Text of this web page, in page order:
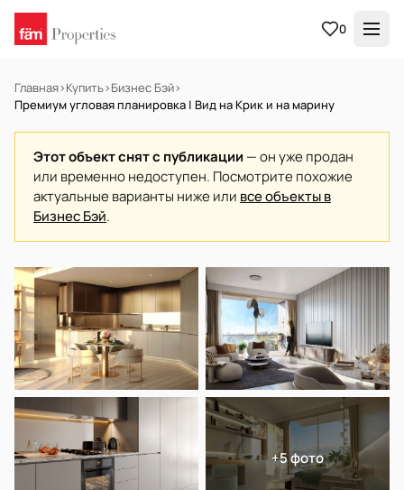
0
Главная›Купить›Бизнес Бэй›
Премиум угловая планировка | Вид на Крик и на марину
Этот объект снят с публикации — он уже продан
или временно недоступен. Посмотрите похожие
актуальные варианты ниже или все объекты в
Бизнес Бэй.
НА ПРОДАЖУ Готов к заселению
+5 фото